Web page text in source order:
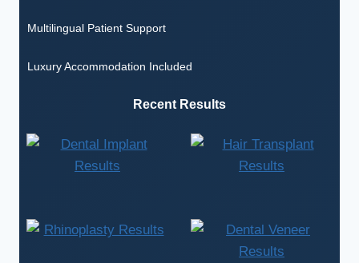
Multilingual Patient Support
Luxury Accommodation Included
Recent Results